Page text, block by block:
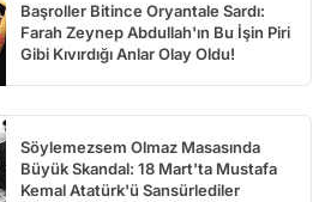
Başroller Bitince Oryantale Sardı:
Farah Zeynep Abdullah'ın Bu İşin Piri
Gibi Kıvırdığı Anlar Olay Oldu!
Söylemezsem Olmaz Masasında
Büyük Skandal: 18 Mart'ta Mustafa
Kemal Atatürk'ü Sansürlediler